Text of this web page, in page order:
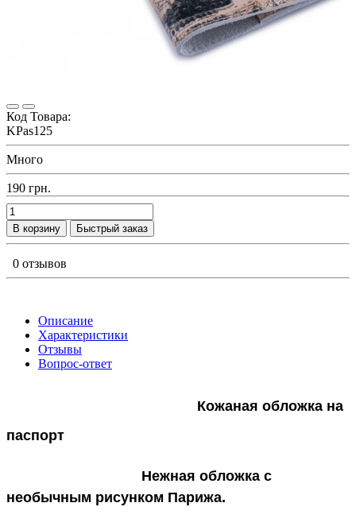
Код Товара:
KPas125
Много
190 грн.
В корзину Быстрый заказ
0 отзывов
Описание
Характеристики
Отзывы
Вопрос-ответ
Кожаная обложка на
паспорт
Нежная обложка с
необычным рисунком Парижа.